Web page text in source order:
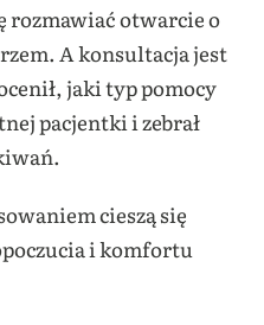
rozmawiać otwarcie o
A konsultacja jest
jaki typ pomocy
pacjentki i zebrał
cieszą się
i komfortu